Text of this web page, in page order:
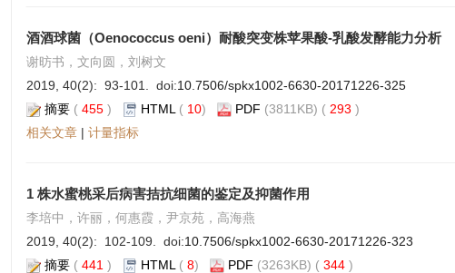
酒酒球菌（Oenococcus oeni）耐酸突变株苹果酸-乳酸发酵能力分析
谢昉书，文向圆，刘树文
2019, 40(2): 93-101. doi:10.7506/spkx1002-6630-20171226-325
摘要 ( 455 ) HTML ( 10) PDF (3811KB) ( 293 )
相关文章 | 计量指标
1 株水蜜桃采后病害拮抗细菌的鉴定及抑菌作用
李培中，许丽，何惠霞，尹京苑，高海燕
2019, 40(2): 102-109. doi:10.7506/spkx1002-6630-20171226-323
摘要 ( 441 ) HTML ( 8) PDF (3263KB) ( 344 )